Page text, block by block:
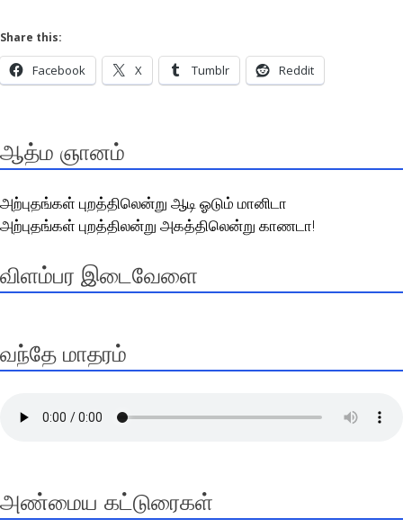
Share this:
Facebook X Tumblr Reddit
ஆத்ம ஞானம்
அற்புதங்கள் புறத்திலென்று ஆடி ஓடும் மானிடா
அற்புதங்கள் புறத்திலன்று அகத்திலென்று காணடா!
விளம்பர இடைவேளை
வந்தே மாதரம்
அண்மைய கட்டுரைகள்